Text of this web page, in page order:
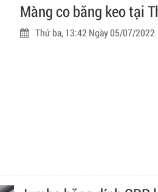
Màng co băng keo tại
Thứ ba, 13:42 Ngày 05/07/2022